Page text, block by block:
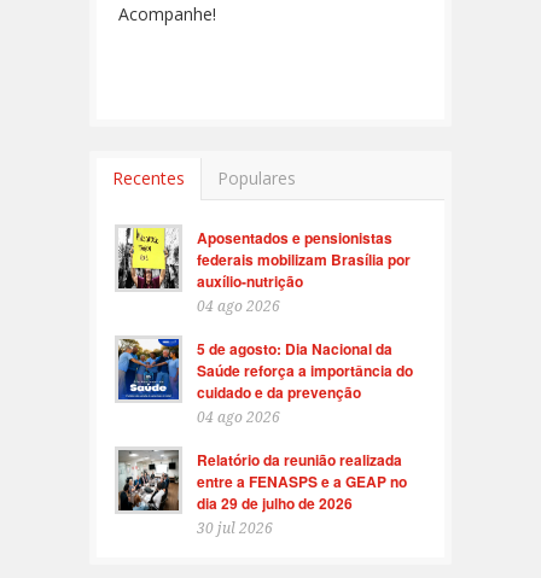
Acompanhe!
Recentes Populares
Aposentados e pensionistas
federais mobilizam Brasília por
auxílio-nutrição
04 ago 2026
5 de agosto: Dia Nacional da
Saúde reforça a importância do
cuidado e da prevenção
04 ago 2026
Relatório da reunião realizada
entre a FENASPS e a GEAP no
dia 29 de julho de 2026
30 jul 2026